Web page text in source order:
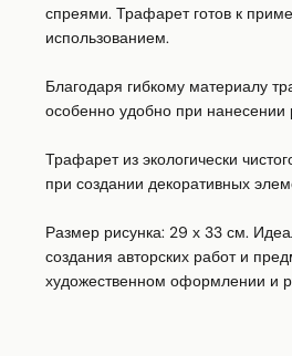
спреями. Трафарет готов к
использованием.
Благодаря гибкому материалу
особенно удобно при
Трафарет из экологически
при создании декоративных
Размер рисунка: 29 х 33 см.
создания авторских работ и
художественном оформлении и